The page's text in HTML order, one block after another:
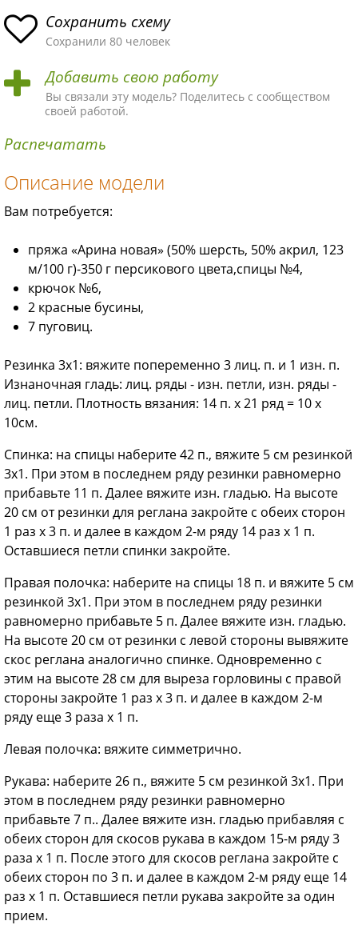
асн
ая
ма
пло
хая
ма
ыч
ная
ма
ая
ма
ая
ма!
Сохранить схему
Сохранили 80 человек
Добавить свою работу
Вы связали эту модель? Поделитесь с сообществом
своей работой.
Распечатать
Описание модели
Вам потребуется:
пряжа «Арина новая» (50% шерсть, 50% акрил, 123
м/100 г)-350 г персикового цвета,спицы №4,
крючок №6,
2 красные бусины,
7 пуговиц.
Резинка 3x1: вяжите попеременно 3 лиц. п. и 1 изн. п.
Изнаночная гладь: лиц. ряды - изн. петли, изн. ряды -
лиц. петли. Плотность вязания: 14 п. х 21 ряд = 10 х
10см.
Спинка: на спицы наберите 42 п., вяжите 5 см резинкой
3x1. При этом в последнем ряду резинки равномерно
прибавьте 11 п. Далее вяжите изн. гладью. На высоте
20 см от резинки для реглана закройте с обеих сторон
1 раз х 3 п. и далее в каждом 2-м ряду 14 раз х 1 п.
Оставшиеся петли спинки закройте.
Правая полочка: наберите на спицы 18 п. и вяжите 5 см
резинкой 3x1. При этом в последнем ряду резинки
равномерно прибавьте 5 п. Далее вяжите изн. гладью.
На высоте 20 см от резинки с левой стороны вывяжите
скос реглана аналогично спинке. Одновременно с
этим на высоте 28 см для выреза горловины с правой
стороны закройте 1 раз х 3 п. и далее в каждом 2-м
ряду еще 3 раза х 1 п.
Левая полочка: вяжите симметрично.
Рукава: наберите 26 п., вяжите 5 см резинкой 3x1. При
этом в последнем ряду резинки равномерно
прибавьте 7 п.. Далее вяжите изн. гладью прибавляя с
обеих сторон для скосов рукава в каждом 15-м ряду 3
раза х 1 п. После этого для скосов реглана закройте с
обеих сторон по 3 п. и далее в каждом 2-м ряду еще 14
раз х 1 п. Оставшиеся петли рукава закройте за один
прием.